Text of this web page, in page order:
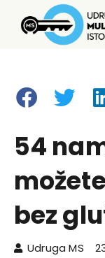
54
bez
Udruga MS